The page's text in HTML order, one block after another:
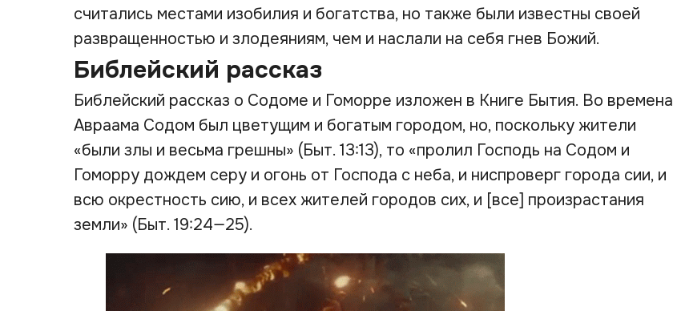
считались местами изобилия и богатства, но также были известны своей
развращенностью и злодеяниям, чем и наслали на себя гнев Божий.
Библейский рассказ
Библейский рассказ о Содоме и Гоморре изложен в Книге Бытия. Во времена
Авраама Содом был цветущим и богатым городом, но, поскольку жители
«были злы и весьма грешны» (Быт. 13:13), то «пролил Господь на Содом и
Гоморру дождем серу и огонь от Господа с неба, и ниспроверг города сии, и
всю окрестность сию, и всех жителей городов сих, и [все] произрастания
земли» (Быт. 19:24—25).